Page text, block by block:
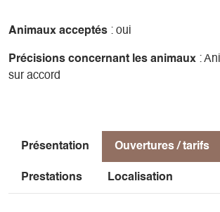
Les lieux sont chauffés par des poêles à
Nous mettons à disposition de nos hôtes :
- congélateur
Les hébergements se composent de:
Animaux acceptés : oui
Précisions concernant les animaux :
sur accord
Présentation Ouvertures / tarifs
Prestations Localisation